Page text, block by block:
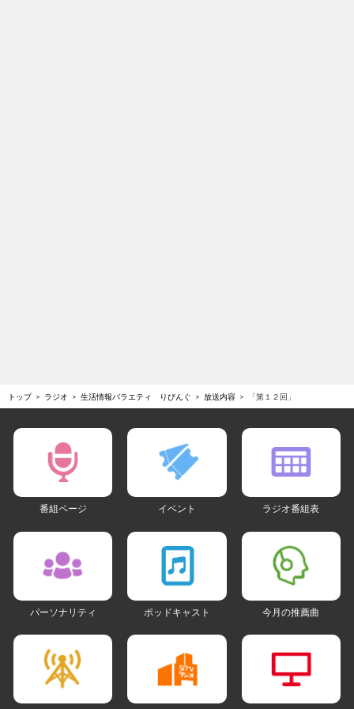
トップ ラジオ 生活情報バラエティ りびんぐ 放送内容 「第１２回」
番組ページ イベント ラジオ番組表
パーソナリティ ポッドキャスト 今月の推薦曲